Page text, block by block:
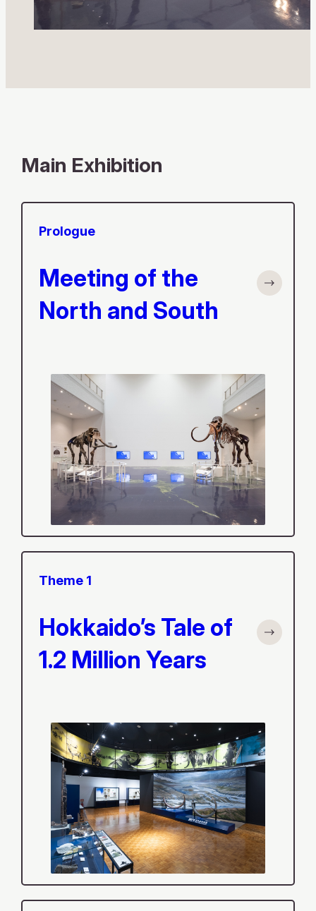
Main Exhibition
Prologue
Meeting of the
North and South
Theme 1
Hokkaido’s Tale of
1.2 Million Years